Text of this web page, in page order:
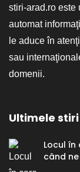
stiri-arad.ro este
automat
le aduce în
sau
domenii.
Ultimele stiri
Locul
când